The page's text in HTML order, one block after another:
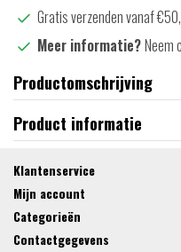
Gratis verzenden vanaf
Meer informatie?Neem
Productomschrijving
Product informatie
Klantenservice
Mijn account
Categorieën
Contactgegevens